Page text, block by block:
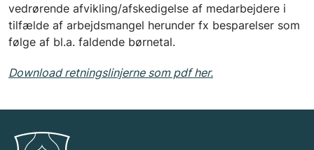
vedrørende afvikling/afskedigelse af medarbejdere i
tilfælde af arbejdsmangel herunder fx besparelser som
følge af bl.a. faldende børnetal.
Download retningslinjerne som pdf her.